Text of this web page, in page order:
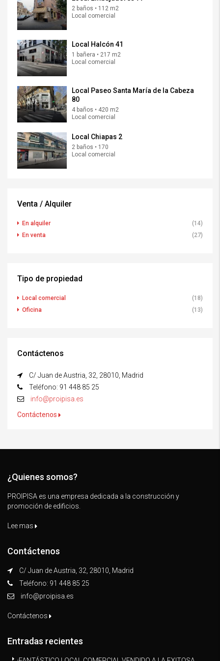
2 baños • 112 m2
Local comercial
Local Halcón 41
1 bañera • 217 m2
Local comercial
Local Paseo Santa María de la Cabeza
80
4 baños • 420 m2
Local comercial
Local Chiapas 2
2 baños • 170
Local comercial
Venta / Alquiler
En alquiler
(14)
En venta
(27)
Tipo de propiedad
Local comercial
(18)
Oficina
(13)
Contáctenos
C/ Juan de Austria, 32, 28010, Madrid
Teléfono: 91 448 85 25
info@proipisa.es
Contáctenos
¿Quienes somos?
PROIPISA es una empresa dedicada a la construcción y
promoción de edificios.
Lee mas
Contáctenos
C/ Juan de Austria, 32, 28010, Madrid
Teléfono: 91 448 85 25
info@proipisa.es
Contáctenos
Entradas recientes